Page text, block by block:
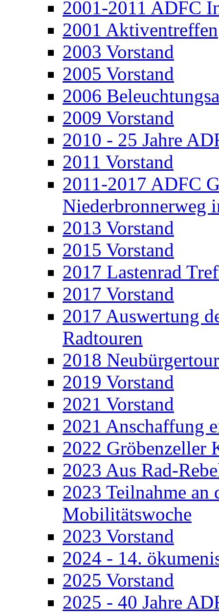
2001-2011 ADFC
2001 Aktiventreffen
2003 Vorstand
2005 Vorstand
2006
2009 Vorstand
2010 - 25 Jahre
2011 Vorstand
2011-2017 ADFC
Niederbronnerweg
2013 Vorstand
2015 Vorstand
2017 Lastenrad
2017 Vorstand
2017 Auswertung
Radtouren
2018 Neubürgertour
2019 Vorstand
2021 Vorstand
2021 Anschaffung
2022 Gröbenzeller
2023 Aus Rad-
2023 Teilnahme an
Mobilitätswoche
2023 Vorstand
2024 - 14.
2025 Vorstand
2025 - 40 Jahre